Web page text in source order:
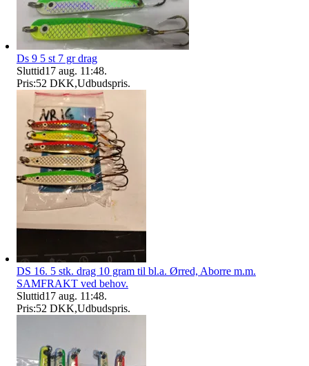
Ds 9 5 st 7 gr drag
Sluttid17 aug. 11:48.
Pris:52 DKK,Udbudspris.
DS 16. 5 stk. drag 10 gram til bl.a. Ørred, Aborre m.m.
SAMFRAKT ved behov.
Sluttid17 aug. 11:48.
Pris:52 DKK,Udbudspris.